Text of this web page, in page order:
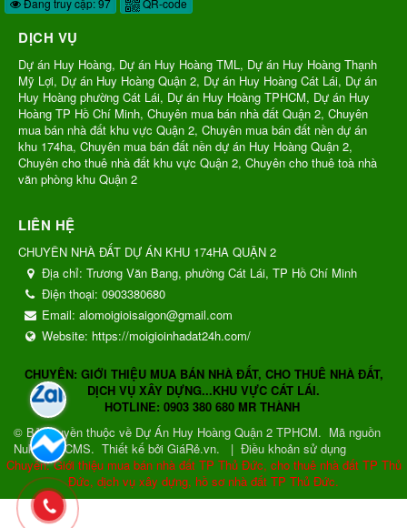
Đang truy cập: 97 QR-code
DỊCH VỤ
Dự án Huy Hoàng, Dự án Huy Hoàng TML, Dự án Huy Hoàng Thạnh
Mỹ Lợi, Dự án Huy Hoàng Quận 2, Dự án Huy Hoàng Cát Lái, Dự án
Huy Hoàng phường Cát Lái, Dự án Huy Hoàng TPHCM, Dự án Huy
Hoàng TP Hồ Chí Minh, Chuyên mua bán nhà đất Quận 2, Chuyên
mua bán nhà đất khu vực Quận 2, Chuyên mua bán đất nền dự án
khu 174ha, Chuyên mua bán đất nền dự án Huy Hoàng Quận 2,
Chuyên cho thuê nhà đất khu vực Quận 2, Chuyên cho thuê toà nhà
văn phòng khu Quận 2
LIÊN HỆ
CHUYÊN NHÀ ĐẤT DỰ ÁN KHU 174HA QUẬN 2
Địa chỉ: Trương Văn Bang, phường Cát Lái, TP Hồ Chí Minh
Điện thoại: 0903380680
Email: alomoigioisaigon@gmail.com
Website: https://moigioinhadat24h.com/
CHUYÊN: GIỚI THIỆU MUA BÁN NHÀ ĐẤT, CHO THUÊ NHÀ ĐẤT,
DỊCH VỤ XÂY DỰNG...KHU VỰC CÁT LÁI.
HOTLINE: 0903 380 680 MR THÀNH
© Bản quyền thuộc về Dự Án Huy Hoàng Quận 2 TPHCM. Mã nguồn
NukeViet CMS. Thiết kế bởi GiáRẻ.vn. | Điều khoản sử dụng
Chuyên: Giới thiệu mua bán nhà đất TP Thủ Đức, cho thuê nhà đất TP Thủ
Đức, dịch vụ xây dựng, hồ sơ nhà đất TP Thủ Đức.